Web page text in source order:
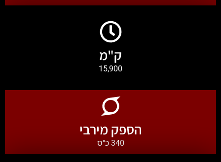
ק"מ
15,900
הספק מירבי
340 כ"ס